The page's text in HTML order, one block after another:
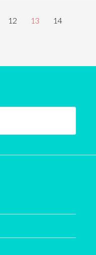
Page
12 Page
13 Page
14